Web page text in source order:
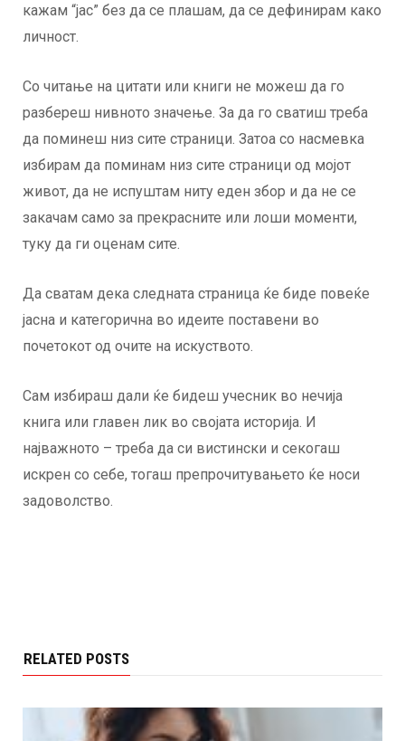
кажам “јас” без да се плашам, да се дефинирам како
личност.
Со читање на цитати или книги не можеш да го
разбереш нивното значење. За да го сватиш треба
да поминеш низ сите страници. Затоа со насмевка
избирам да поминам низ сите страници од мојот
живот, да не испуштам ниту еден збор и да не се
закачам само за прекрасните или лоши моменти,
туку да ги оценам сите.
Да сватам дека следната страница ќе биде повеќе
јасна и категорична во идеите поставени во
почетокот од очите на искуството.
Сам избираш дали ќе бидеш учесник во нечија
книга или главен лик во својата историја. И
најважното – треба да си вистински и секогаш
искрен со себе, тогаш препрочитувањето ќе носи
задоволство.
RELATED POSTS